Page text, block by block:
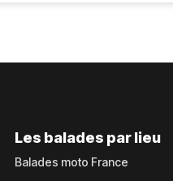
Les balades par lieu
Balades moto France